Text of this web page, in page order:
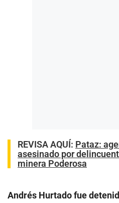
REVISA AQUÍ: Pataz:
asesinado por
minera Poderosa
Andrés Hurtado fue